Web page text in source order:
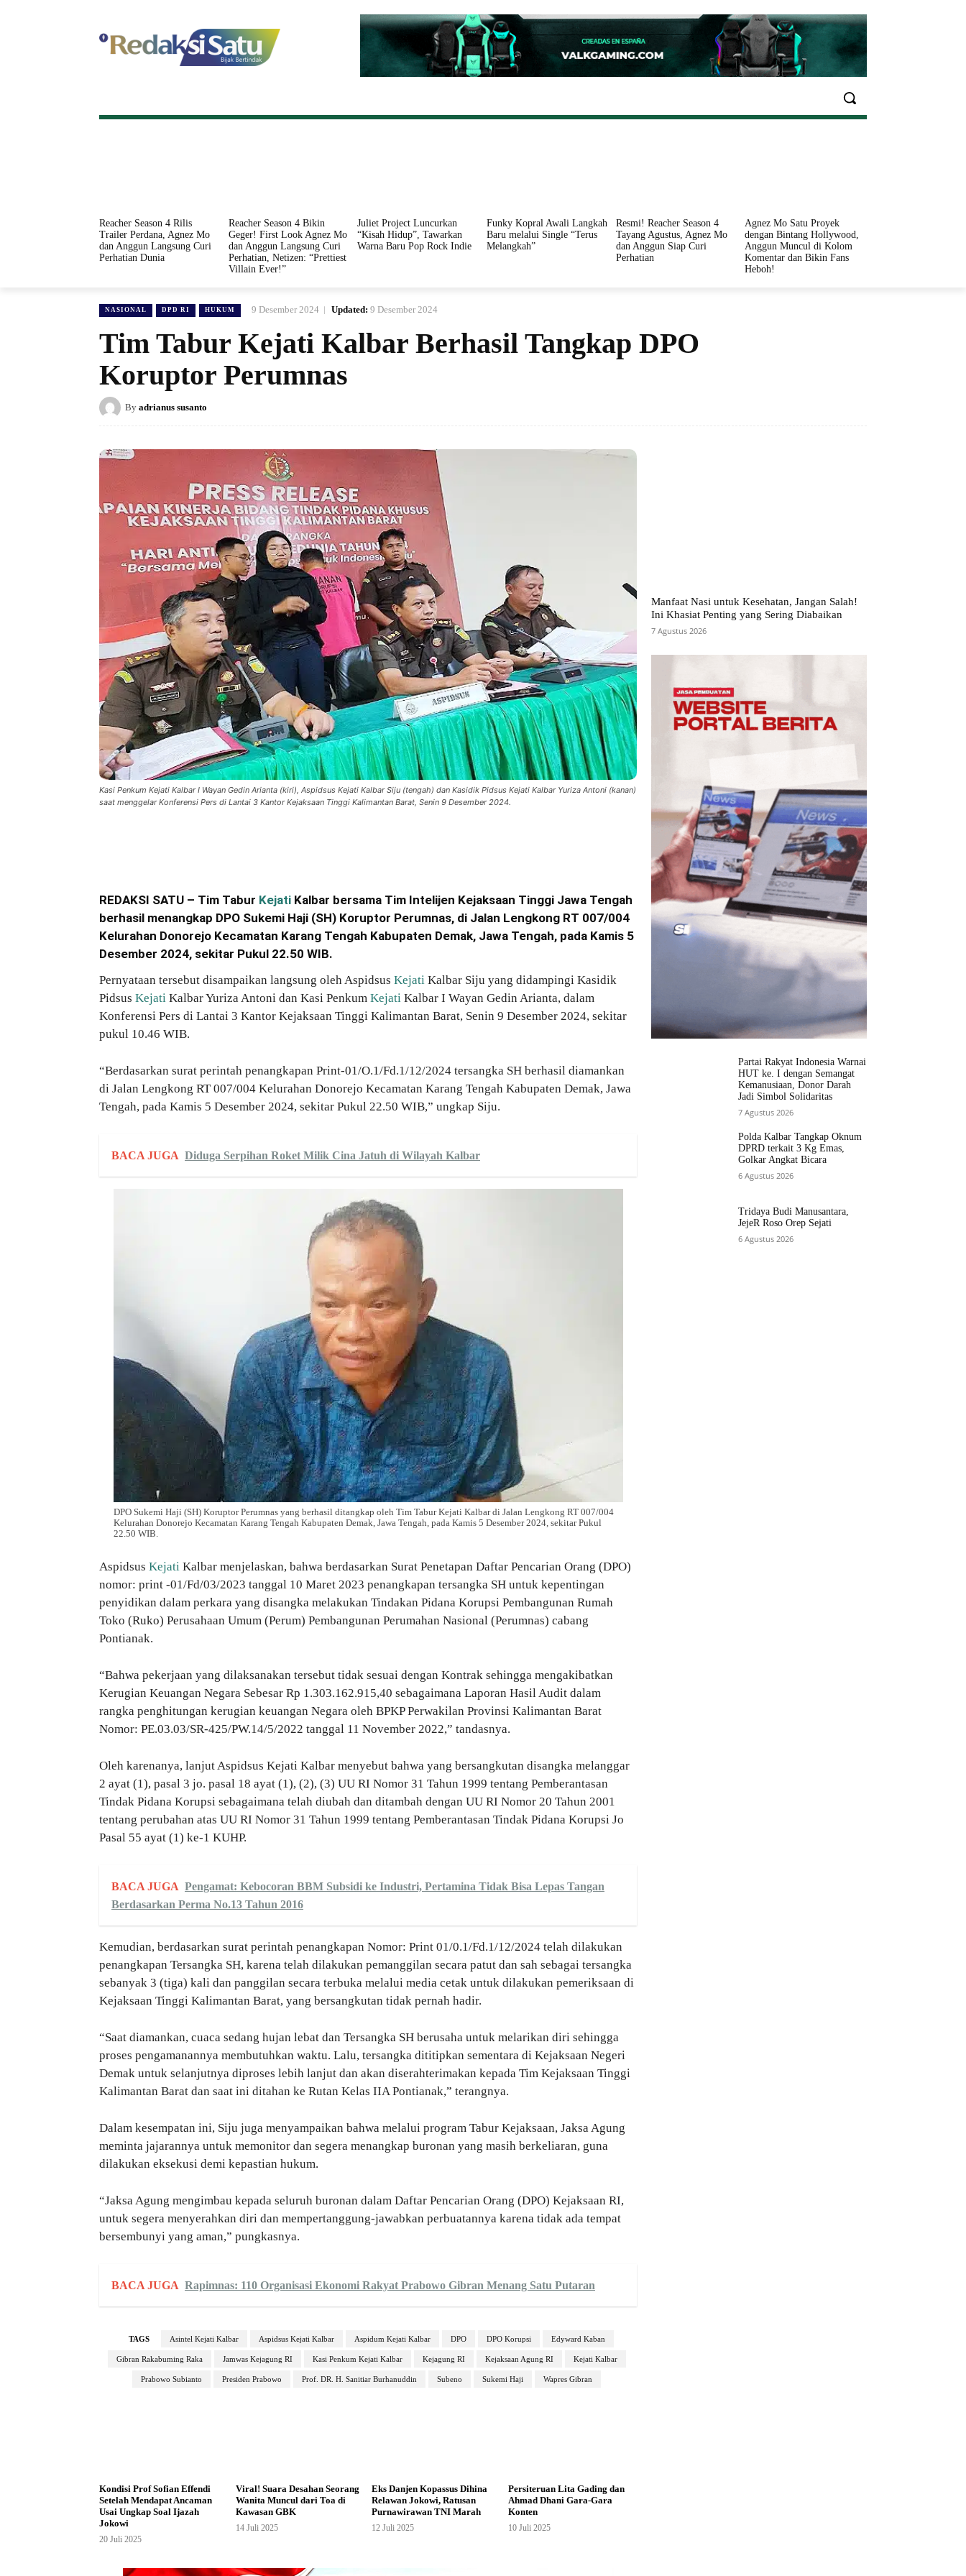
INFO SEHAT
Reacher Season 4 Rilis
Trailer Perdana, Agnez Mo
dan Anggun Langsung Curi
Perhatian Dunia
Reacher Season 4 Bikin
Geger! First Look Agnez Mo
dan Anggun Langsung Curi
Perhatian, Netizen: “Prettiest
Villain Ever!”
Juliet Project Luncurkan
“Kisah Hidup”, Tawarkan
Warna Baru Pop Rock Indie
Funky Kopral Awali Langkah
Baru melalui Single “Terus
Melangkah”
Resmi! Reacher Season 4
Tayang Agustus, Agnez Mo
dan Anggun Siap Curi
Perhatian
Agnez Mo Satu Proyek
dengan Bintang Hollywood,
Anggun Muncul di Kolom
Komentar dan Bikin Fans
Heboh!
NASIONAL DPD RI HUKUM 9 Desember 2024 Updated: 9 Desember 2024
Tim Tabur Kejati Kalbar Berhasil Tangkap DPO
Koruptor Perumnas
By adrianus susanto
Kasi Penkum Kejati Kalbar I Wayan Gedin Arianta (kiri), Aspidsus Kejati Kalbar Siju (tengah) dan Kasidik Pidsus Kejati Kalbar Yuriza Antoni (kanan)
saat menggelar Konferensi Pers di Lantai 3 Kantor Kejaksaan Tinggi Kalimantan Barat, Senin 9 Desember 2024.
REDAKSI SATU – Tim Tabur Kejati Kalbar bersama Tim Intelijen Kejaksaan Tinggi Jawa Tengah
berhasil menangkap DPO Sukemi Haji (SH) Koruptor Perumnas, di Jalan Lengkong RT 007/004
Kelurahan Donorejo Kecamatan Karang Tengah Kabupaten Demak, Jawa Tengah, pada Kamis 5
Desember 2024, sekitar Pukul 22.50 WIB.
Pernyataan tersebut disampaikan langsung oleh Aspidsus Kejati Kalbar Siju yang didampingi Kasidik
Pidsus Kejati Kalbar Yuriza Antoni dan Kasi Penkum Kejati Kalbar I Wayan Gedin Arianta, dalam
Konferensi Pers di Lantai 3 Kantor Kejaksaan Tinggi Kalimantan Barat, Senin 9 Desember 2024, sekitar
pukul 10.46 WIB.
“Berdasarkan surat perintah penangkapan Print-01/O.1/Fd.1/12/2024 tersangka SH berhasil diamankan
di Jalan Lengkong RT007/004 Kelurahan Donorejo Kecamatan Karang Tengah Kabupaten Demak, Jawa
Tengah, pada Kamis 5 Desember 2024, sekitar Pukul 22.50 WIB,” ungkap Siju.
BACA JUGA Diduga Serpihan Roket Milik Cina Jatuh di Wilayah Kalbar
DPO Sukemi Haji (SH) Koruptor Perumnas yang berhasil ditangkap oleh Tim Tabur Kejati Kalbar di Jalan Lengkong RT 007/004
Kelurahan Donorejo Kecamatan Karang Tengah Kabupaten Demak, Jawa Tengah, pada Kamis 5 Desember 2024, sekitar Pukul
22.50 WIB.
Aspidsus Kejati Kalbar menjelaskan, bahwa berdasarkan Surat Penetapan Daftar Pencarian Orang (DPO)
nomor: print -01/Fd/03/2023 tanggal 10 Maret 2023 penangkapan tersangka SH untuk kepentingan
penyidikan dalam perkara yang disangka melakukan Tindakan Pidana Korupsi Pembangunan Rumah
Toko (Ruko) Perusahaan Umum (Perum) Pembangunan Perumahan Nasional (Perumnas) cabang
Pontianak.
“Bahwa pekerjaan yang dilaksanakan tersebut tidak sesuai dengan Kontrak sehingga mengakibatkan
Kerugian Keuangan Negara Sebesar Rp 1.303.162.915,40 sebagaimana Laporan Hasil Audit dalam
rangka penghitungan kerugian keuangan Negara oleh BPKP Perwakilan Provinsi Kalimantan Barat
Nomor: PE.03.03/SR-425/PW.14/5/2022 tanggal 11 November 2022,” tandasnya.
Oleh karenanya, lanjut Aspidsus Kejati Kalbar menyebut bahwa yang bersangkutan disangka melanggar
2 ayat (1), pasal 3 jo. pasal 18 ayat (1), (2), (3) UU RI Nomor 31 Tahun 1999 tentang Pemberantasan
Tindak Pidana Korupsi sebagaimana telah diubah dan ditambah dengan UU RI Nomor 20 Tahun 2001
tentang perubahan atas UU RI Nomor 31 Tahun 1999 tentang Pemberantasan Tindak Pidana Korupsi Jo
Pasal 55 ayat (1) ke-1 KUHP.
BACA JUGA Pengamat: Kebocoran BBM Subsidi ke Industri, Pertamina Tidak Bisa Lepas Tangan
Berdasarkan Perma No.13 Tahun 2016
Kemudian, berdasarkan surat perintah penangkapan Nomor: Print 01/0.1/Fd.1/12/2024 telah dilakukan
penangkapan Tersangka SH, karena telah dilakukan pemanggilan secara patut dan sah sebagai tersangka
sebanyak 3 (tiga) kali dan panggilan secara terbuka melalui media cetak untuk dilakukan pemeriksaan di
Kejaksaan Tinggi Kalimantan Barat, yang bersangkutan tidak pernah hadir.
“Saat diamankan, cuaca sedang hujan lebat dan Tersangka SH berusaha untuk melarikan diri sehingga
proses pengamanannya membutuhkan waktu. Lalu, tersangka dititipkan sementara di Kejaksaan Negeri
Demak untuk selanjutnya diproses lebih lanjut dan akan diserahterimakan kepada Tim Kejaksaan Tinggi
Kalimantan Barat dan saat ini ditahan ke Rutan Kelas IIA Pontianak,” terangnya.
Dalam kesempatan ini, Siju juga menyampaikan bahwa melalui program Tabur Kejaksaan, Jaksa Agung
meminta jajarannya untuk memonitor dan segera menangkap buronan yang masih berkeliaran, guna
dilakukan eksekusi demi kepastian hukum.
“Jaksa Agung mengimbau kepada seluruh buronan dalam Daftar Pencarian Orang (DPO) Kejaksaan RI,
untuk segera menyerahkan diri dan mempertanggung-jawabkan perbuatannya karena tidak ada tempat
bersembunyi yang aman,” pungkasnya.
BACA JUGA Rapimnas: 110 Organisasi Ekonomi Rakyat Prabowo Gibran Menang Satu Putaran
TAGS Asintel Kejati Kalbar Aspidsus Kejati Kalbar Aspidum Kejati Kalbar DPO DPO Korupsi Edyward Kaban
Gibran Rakabuming Raka Jamwas Kejagung RI Kasi Penkum Kejati Kalbar Kejagung RI Kejaksaan Agung RI Kejati Kalbar
Prabowo Subianto Presiden Prabowo Prof. DR. H. Sanitiar Burhanuddin Subeno Sukemi Haji Wapres Gibran
Kondisi Prof Sofian Effendi
Setelah Mendapat Ancaman
Usai Ungkap Soal Ijazah
Jokowi
20 Juli 2025
Viral! Suara Desahan Seorang
Wanita Muncul dari Toa di
Kawasan GBK
14 Juli 2025
Eks Danjen Kopassus Dihina
Relawan Jokowi, Ratusan
Purnawirawan TNI Marah
12 Juli 2025
Persiteruan Lita Gading dan
Ahmad Dhani Gara-Gara
Konten
10 Juli 2025
Manfaat Nasi untuk Kesehatan, Jangan Salah!
Ini Khasiat Penting yang Sering Diabaikan
7 Agustus 2026
Partai Rakyat Indonesia Warnai
HUT ke. I dengan Semangat
Kemanusiaan, Donor Darah
Jadi Simbol Solidaritas
7 Agustus 2026
Polda Kalbar Tangkap Oknum
DPRD terkait 3 Kg Emas,
Golkar Angkat Bicara
6 Agustus 2026
Tridaya Budi Manusantara,
JejeR Roso Orep Sejati
6 Agustus 2026